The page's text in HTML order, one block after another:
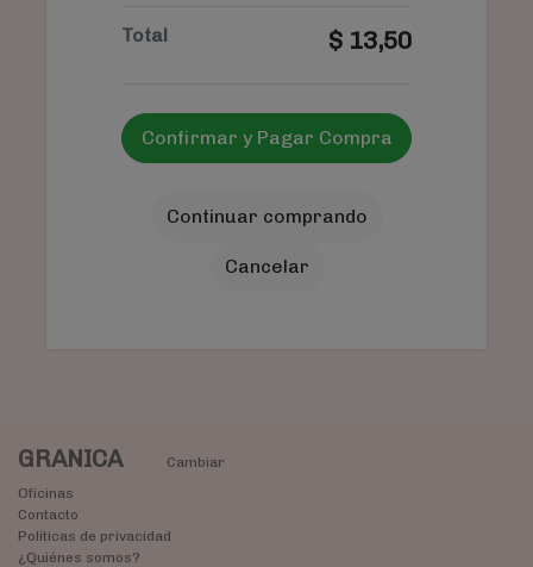
Total $ 13,50
Confirmar y Pagar Compra
Continuar comprando
Cancelar
GRANICA
Cambiar
Oficinas
Contacto
Políticas de privacidad
¿Quiénes somos?